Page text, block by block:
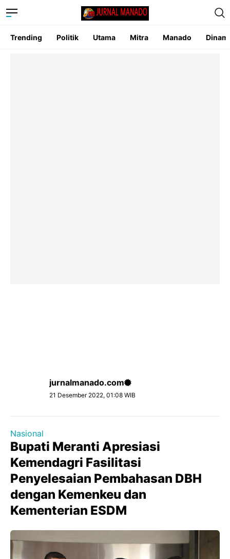
Trending Politik Utama Mitra Manado
jurnalmanado.com
21 Desember 2022, 01:08 WIB
Nasional
Bupati Meranti Apresiasi
Kemendagri Fasilitasi
Penyelesaian Pembahasan DBH
dengan Kemenkeu dan
Kementerian ESDM